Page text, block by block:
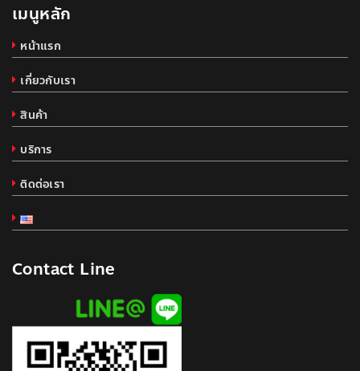
เมนูหลัก
หน้าแรก
เกี่ยวกับเรา
สินค้า
บริการ
ติดต่อเรา
Contact Line